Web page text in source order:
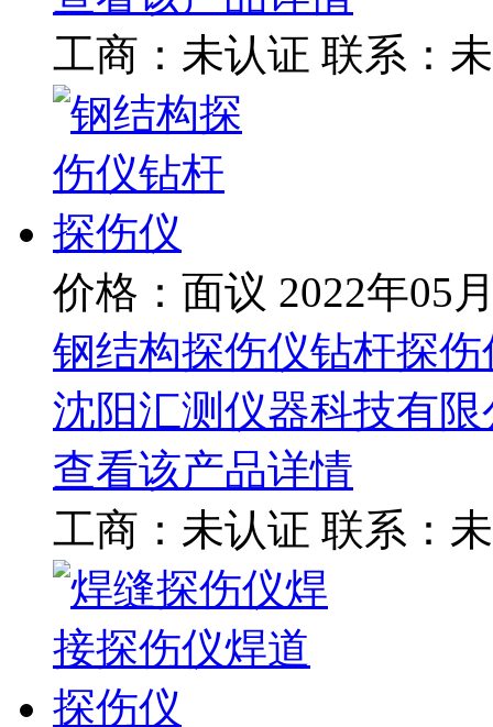
工商： 未认证 联系：
价格：面议 2022年05
钢结构探伤仪钻杆探伤
沈阳汇测仪器科技有限
查看该产品详情
工商： 未认证 联系：